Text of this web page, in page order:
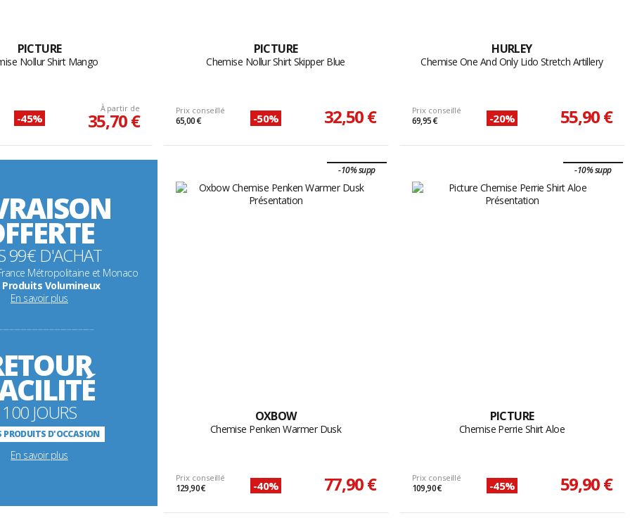
PICTURE
Nollur Shirt Mango
-45%
À partir de
35,70 €
PICTURE
Chemise Nollur Shirt Skipper Blue
Prix conseillé
65,00 € -50% 32,50 €
HURLEY
Chemise One And Only Lido Stretch Artillery
Prix conseillé
69,95 € -20% 55,90 €
99€ D'ACHAT
Métropolitaine et Monaco
Produits Volumineux
En savoir plus
100 JOURS
PRODUITS D'OCCASION
En savoir plus
-10% supp
OXBOW
Chemise Penken Warmer Dusk
Prix conseillé
129,90 € -40% 77,90 €
-10% supp
PICTURE
Chemise Perrie Shirt Aloe
Prix conseillé
109,90 € -45% 59,90 €